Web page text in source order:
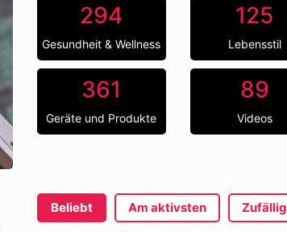
294
Gesundheit & Wellness
125
Lebensstil
361
Geräte und Produkte
89
Videos
Beliebt Am aktivsten Zufällig